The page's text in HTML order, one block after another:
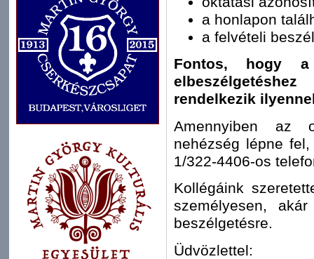
a honlapon
a felvételi
Fontos, hogy a
rendelkezik
Amennyiben az
nehézség lépne
1/322-4406-os
Kollégáink
személyesen,
beszélgetésre.
Üdvözlettel: